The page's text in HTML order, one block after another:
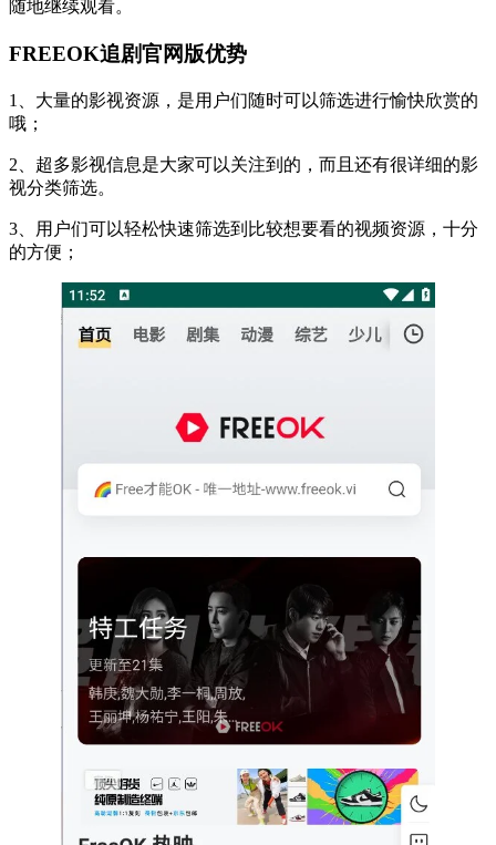
随地继续观看。
FREEOK追剧官网版优势
1、大量的影视资源，是用户们随时可以筛选进行愉快欣赏的
哦；
2、超多影视信息是大家可以关注到的，而且还有很详细的影
视分类筛选。
3、用户们可以轻松快速筛选到比较想要看的视频资源，十分
的方便；